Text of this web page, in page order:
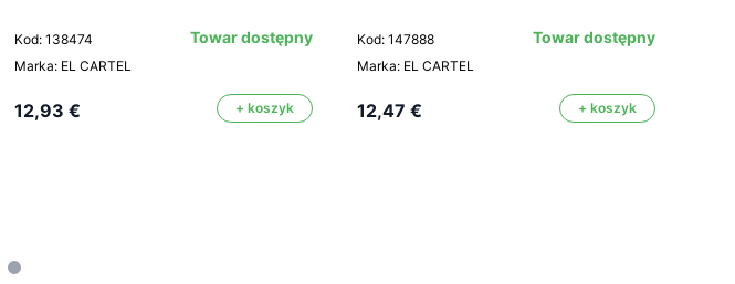
Kod: 138474
Marka: EL CARTEL
Towar dostępny
12,93 € + koszyk
Kod: 147888
Marka: EL CARTEL
Towar dostępny
12,47 € + koszyk